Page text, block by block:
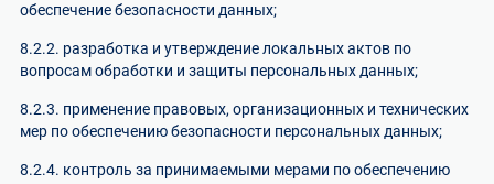
обеспечение безопасности данных;
8.2.2. разработка и утверждение локальных актов по
вопросам обработки и защиты персональных данных;
8.2.3. применение правовых, организационных и технических
мер по обеспечению безопасности персональных данных;
8.2.4. контроль за принимаемыми мерами по обеспечению